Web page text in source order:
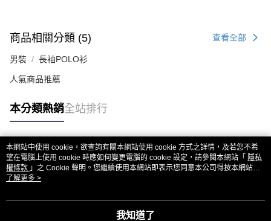
商品相關分類 (5) 查看全部
男裝 長袖POLO衫
人氣商品推薦
本分類熱銷全站排行
熱門標籤
本網站中使用 cookie，欲查詢有關本網站使用 cookie 方式之詳情，及若您不希
望在電腦上使用 cookie 時應如何變更電腦的 cookie 設定，請參閱本網站「 隱私
權條款 」之 Cookie 聲明。您繼續使用本網站即表示您同意本公司得按本網站使
用條款之 Cookie 聲明使用 cookie。
了解更多 >
我知道了